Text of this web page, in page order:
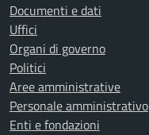
Documenti e dati
Uffici
Organi di governo
Politici
Aree amministrative
Personale amministrativo
Enti e fondazioni